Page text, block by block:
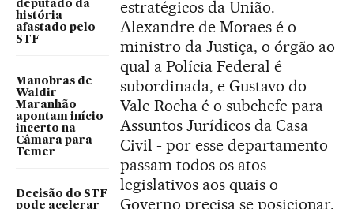
deputado da
história
afastado pelo
STF
Manobras de
Waldir
Maranhão
apontam início
incerto na
Câmara para
Temer
Decisão do STF
pode acelerar
estratégicos da União.
Alexandre de Moraes é o
ministro da Justiça, o órgão ao
qual a Polícia Federal é
subordinada, e Gustavo do
Vale Rocha é o subchefe para
Assuntos Jurídicos da Casa
Civil - por esse departamento
passam todos os atos
legislativos aos quais o
Governo precisa se posicionar,